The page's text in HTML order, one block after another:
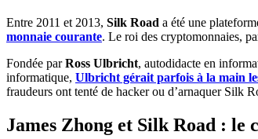
Entre 2011 et 2013, Silk Road a été une
monnaie courante. Le roi des cryptomonnaies,
Fondée parRoss Ulbricht, autodidacte en
informatique, Ulbricht gérait parfois à la main
fraudeurs ont tenté de hacker ou d’arnaquer Silk
James Zhong et Silk Road : le